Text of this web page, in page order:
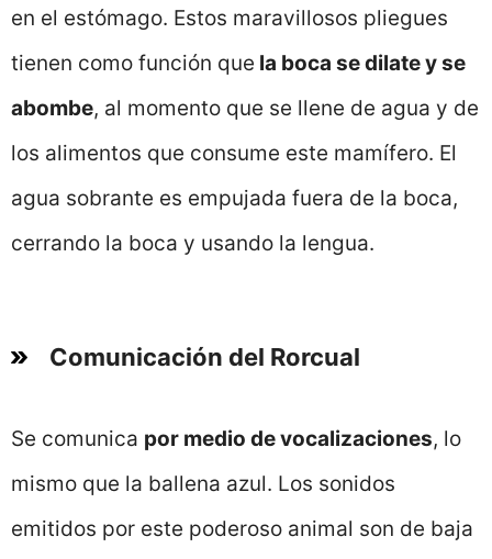
en el estómago. Estos maravillosos pliegues
tienen como función que la boca se dilate y se
abombe, al momento que se llene de agua y de
los alimentos que consume este mamífero. El
agua sobrante es empujada fuera de la boca,
cerrando la boca y usando la lengua.
Comunicación del Rorcual
Se comunica por medio de vocalizaciones, lo
mismo que la ballena azul. Los sonidos
emitidos por este poderoso animal son de baja